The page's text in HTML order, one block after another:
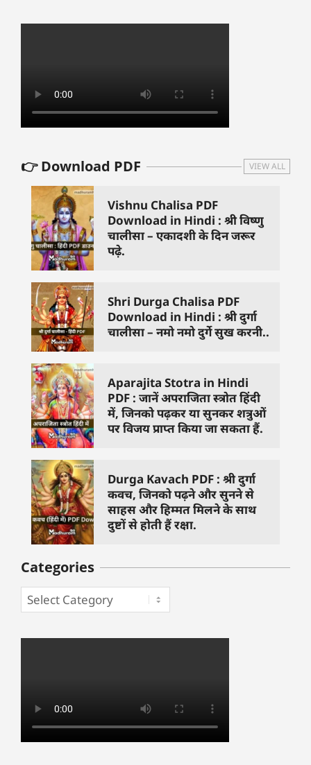
👉 Download PDF VIEW ALL
Vishnu Chalisa PDF
Download in Hindi : श्री विष्णु
चालीसा – एकादशी के दिन जरूर
पढ़े.
Shri Durga Chalisa PDF
Download in Hindi : श्री दुर्गा
चालीसा – नमो नमो दुर्गे सुख करनी..
Aparajita Stotra in Hindi
PDF : जानें अपराजिता स्त्रोत हिंदी
में, जिनको पढ़कर या सुनकर शत्रुओं
पर विजय प्राप्त किया जा सकता हैं.
Durga Kavach PDF : श्री दुर्गा
कवच, जिनको पढ़ने और सुनने से
साहस और हिम्मत मिलने के साथ
दुष्टों से होती हैं रक्षा.
Categories